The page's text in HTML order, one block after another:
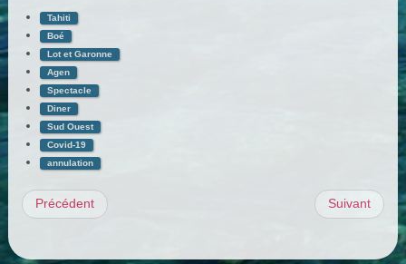
Tahiti
Boé
Lot et Garonne
Agen
Spectacle
Diner
Sud Ouest
Covid-19
annulation
Précédent Suivant